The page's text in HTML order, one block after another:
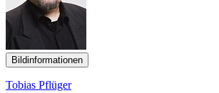
Bildinformationen
Tobias Pflüger